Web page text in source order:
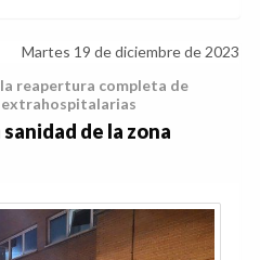
Martes 19 de diciembre de 2023
reapertura completa de
extrahospitalarias
de la zona